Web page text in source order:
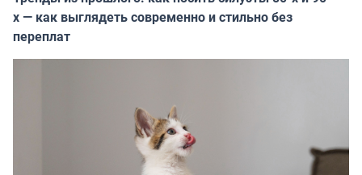
х — как выглядеть современно и стильно без
переплат